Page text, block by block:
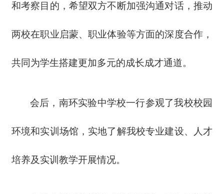
和考察目的，希望双方不断加强沟通对话，推动
两校在职业启蒙、职业体验等方面的深度合作，
共同为学生搭建更加多元的成长成才通道。
会后，南环实验中学校一行参观了我校校园
环境和实训场馆，实地了解我校专业建设、人才
培养及实训教学开展情况。